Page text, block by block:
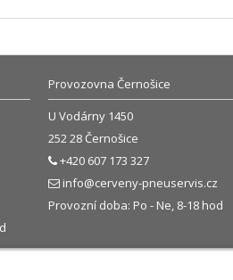
Provozovna Černošice
U Vodárny 1450
252 28 Černošice
+420 607 173 327
info@cerveny-pneuservis.cz
Provozní doba: Po - Ne, 8-18 hod